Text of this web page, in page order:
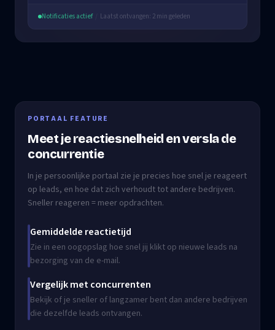
Notificaties actief Laatst ontvangen: 2 min geleden
PORTAAL FEATURE
Meet je reactiesnelheid en versla de
concurrentie
In je persoonlijke portaal zie je precies hoe snel je reageert
op leads, en hoe dat zich verhoudt tot andere bedrijven.
Sneller reageren = meer opdrachten.
Gemiddelde reactietijd
Zie in een oogopslag hoe snel jij klikt op nieuwe leads na
bezorging van de e-mail.
Vergelijk met concurrenten
Bekijk of je sneller of langzamer bent dan andere bedrijven
die dezelfde leads ontvangen.